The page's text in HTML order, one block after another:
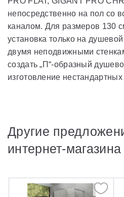
непосредственно на пол со
каналом. Для размеров 130
установка только на
двумя неподвижными
создать „П“-образный
изготовление
Другие
интернет-магазина